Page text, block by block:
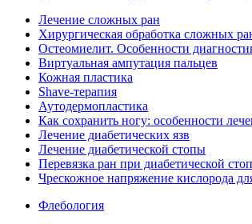
Лечение сложных ран
Хирургическая обработка сложных
Остеомиелит. Особенности
Виртуальная ампутация пальцев
Кожная пластика
Shave-терапия
Аутодермопластика
Как сохранить ногу: особенности
Лечение диабетических язв
Лечение диабетической стопы
Перевязка ран при диабетической
Чрескожное напряжение кислорода
Флебология